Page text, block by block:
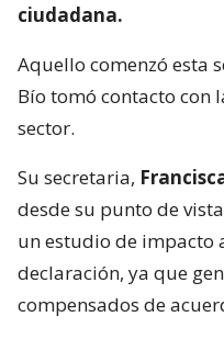
ciudadana.
Aquello comenzó esta
Bío tomó contacto con
sector.
Su secretaria,
desde su punto de
un estudio de impacto
declaración, ya que
compensados de